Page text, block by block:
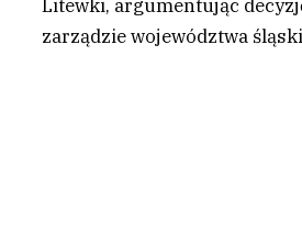
Litewki, argumentując
zarządzie województwa